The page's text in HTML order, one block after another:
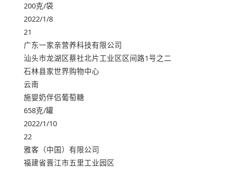
200克/袋
2022/1/8
21
广东一家亲营养科技有限公司
汕头市龙湖区蔡社北片工业区区间路1号之二
石林县家世界购物中心
云南
施婴奶伴侣葡萄糖
658克/罐
2022/1/10
22
雅客（中国）有限公司
福建省晋江市五里工业园区